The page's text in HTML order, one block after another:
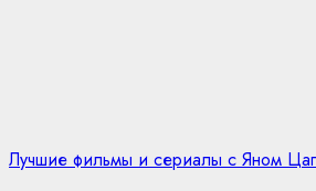
Лучшие фильмы и сериалы с Яном